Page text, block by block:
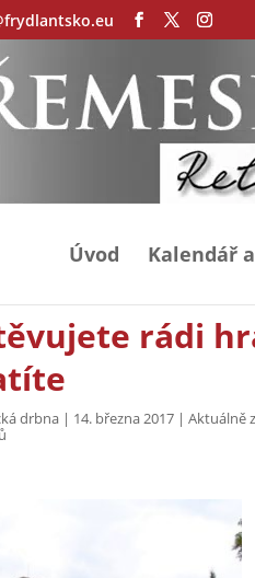
Úvod Kalendář
rádi
drbna | 14. března 2017 |Aktuálně